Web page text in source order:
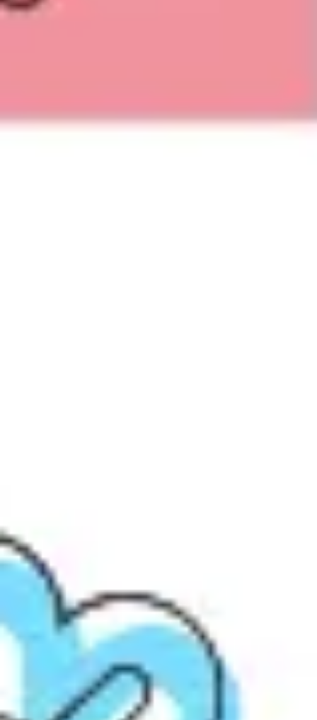
Recherche et design
Stratégie et planification